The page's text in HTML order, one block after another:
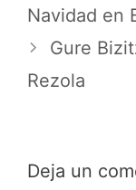
Navidad en
Gure
Rezola
Deja un